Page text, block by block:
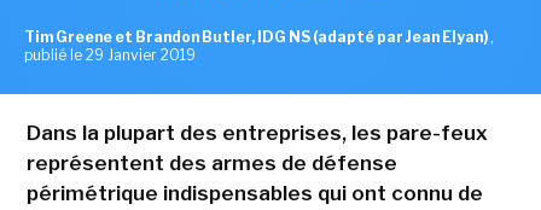
Tim Greene et Brandon Butler, IDG NS (adapté par Jean Elyan) ,
publié le 29 Janvier 2019
Dans la plupart des entreprises, les pare-feux
représentent des armes de défense
périmétrique indispensables qui ont connu de